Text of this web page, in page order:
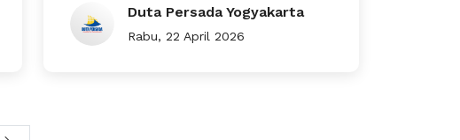
Duta Persada Yogyakarta
Rabu, 22 April 2026